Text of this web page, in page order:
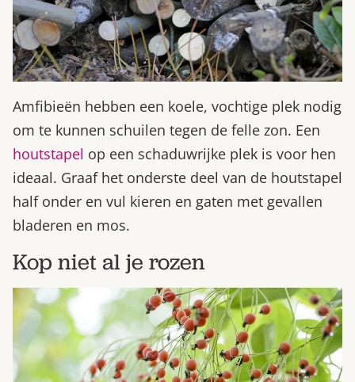
Amfibieën hebben een koele, vochtige plek nodig
om te kunnen schuilen tegen de felle zon. Een
houtstapel op een schaduwrijke plek is voor hen
ideaal. Graaf het onderste deel van de houtstapel
half onder en vul kieren en gaten met gevallen
bladeren en mos.
Kop niet al je rozen